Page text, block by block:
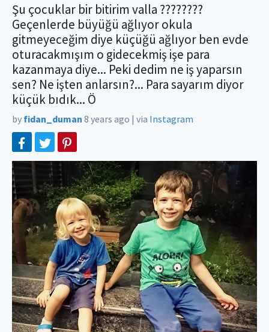
Şu çocuklar bir bitirim valla ????????
Geçenlerde büyüğü ağlıyor okula
gitmeyeceğim diye küçüğü ağlıyor ben evde
oturacakmışım o gidecekmiş işe para
kazanmaya diye... Peki dedim ne iş yaparsın
sen? Ne işten anlarsın?... Para sayarım diyor
küçük bıdık... Ö
by fidan_duman 8 years ago | via Instagram